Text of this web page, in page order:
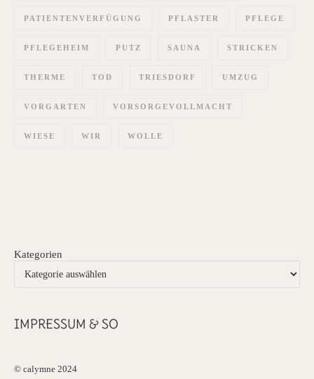
PATIENTENVERFÜGUNG PFLASTER PFLEGE
PFLEGEHEIM PUTZ SAUNA STRICKEN
THERME TOD TRIESDORF UMZUG
VORGARTEN VORSORGEVOLLMACHT
WIESE WIR WOLLE
Kategorien
IMPRESSUM & SO
© calymne 2024